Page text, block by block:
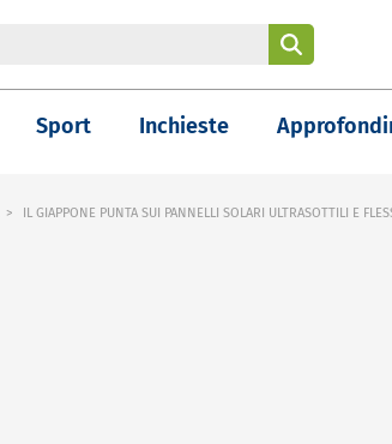
Sport Inchieste
IL GIAPPONE PUNTA SUI PANNELLI SOLARI ULTRASOTTILI E